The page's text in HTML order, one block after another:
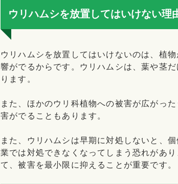
ウリハムシを放置してはいけない理
ウリハムシを放置してはいけないのは、植
響がでるからです。ウリハムシは、葉や茎
ります。
また、ほかのウリ科植物への被害が広がっ
害がでることもあります。
また、ウリハムシは早期に対処しないと、
業では対処できなくなってしまう恐れがあ
て、被害を最小限に抑えることが重要です。